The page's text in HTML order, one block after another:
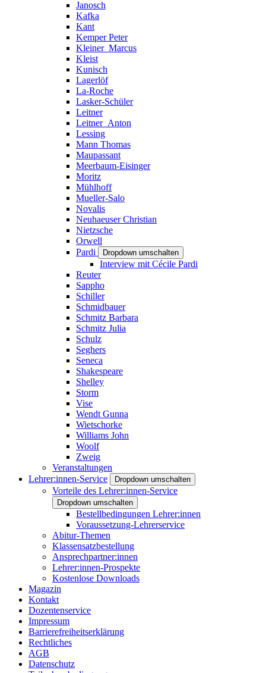
Janosch
Kafka
Kant
Kemper Peter
Kleiner_Marcus
Kleist
Kunisch
Lagerlöf
La-Roche
Lasker-Schüler
Leitner
Leitner_Anton
Lessing
Mann Thomas
Maupassant
Meerbaum-Eisinger
Moritz
Mühlhoff
Mueller-Salo
Novalis
Neuhaeuser Christian
Nietzsche
Orwell
Pardi
Dropdown umschalten
Interview mit Cécile Pardi
Reuter
Sappho
Schiller
Schmidbauer
Schmitz Barbara
Schmitz Julia
Schulz
Seghers
Seneca
Shakespeare
Shelley
Storm
Vise
Wendt Gunna
Wietschorke
Williams John
Woolf
Zweig
Veranstaltungen
Lehrer:innen-Service
Dropdown umschalten
Vorteile des Lehrer:innen-Service
Dropdown umschalten
Bestellbedingungen Lehrer:innen
Voraussetzung-Lehrerservice
Abitur-Themen
Klassensatzbestellung
Ansprechpartner:innen
Lehrer:innen-Prospekte
Kostenlose Downloads
Magazin
Kontakt
Dozentenservice
Impressum
Barrierefreiheitserklärung
Rechtliches
AGB
Datenschutz